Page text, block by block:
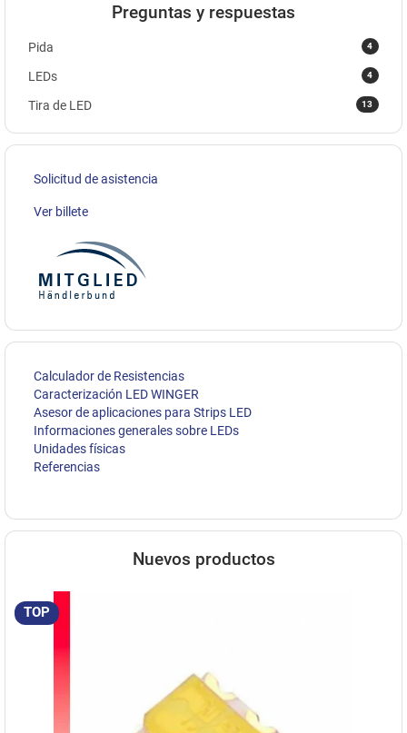
Preguntas y respuestas
4
Pida
4
LEDs
13
Tira de LED
Solicitud de asistencia
Ver billete
Calculador de Resistencias
Caracterización LED WINGER
Asesor de aplicaciones para Strips LED
Informaciones generales sobre LEDs
Unidades físicas
Referencias
Nuevos productos
TOP